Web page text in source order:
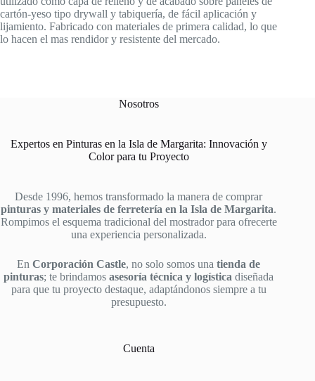
cartón-yeso tipo drywall y tabiquería, de fácil aplicación y
lijamiento. Fabricado con materiales de primera calidad, lo que
lo hacen el mas rendidor y resistente del mercado.
Nosotros
Expertos en Pinturas en la Isla de Margarita: Innovación y
Color para tu Proyecto
Desde 1996, hemos transformado la manera de comprar
pinturas y materiales de ferretería en la Isla de Margarita.
Rompimos el esquema tradicional del mostrador para ofrecerte
una experiencia personalizada.
EnCorporación Castle, no solo somos unatienda de
pinturas; te brindamosasesoría técnica y logística diseñada
para que tu proyecto destaque, adaptándonos siempre a tu
presupuesto.
Cuenta